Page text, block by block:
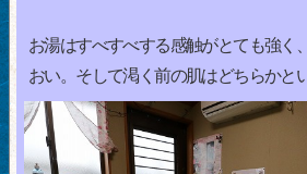
お湯はすべすべする感触がとても強く
おい。そして渇く前の肌はどちらかと